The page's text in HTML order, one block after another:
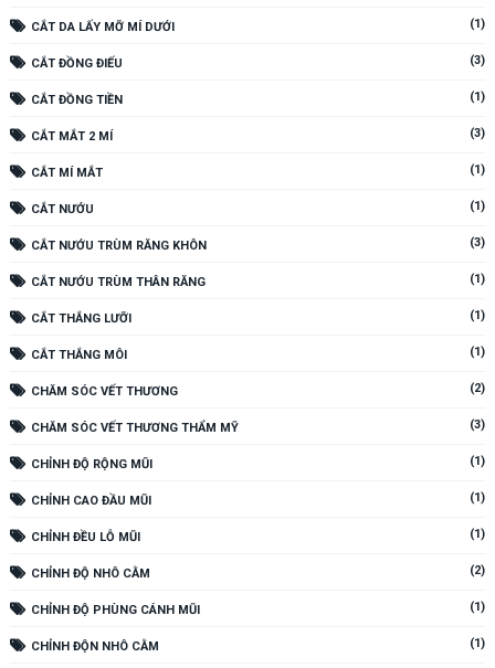
CẮT DA LẤY MỠ MÍ DƯỚI (1)
CẮT ĐỒNG ĐIẾU (3)
CẮT ĐỒNG TIỀN (1)
CẮT MẮT 2 MÍ (3)
CẮT MÍ MẮT (1)
CẮT NƯỚU (1)
CẮT NƯỚU TRÙM RĂNG KHÔN (3)
CẮT NƯỚU TRÙM THÂN RĂNG (1)
CẮT THẮNG LƯỠI (1)
CẮT THẮNG MÔI (1)
CHĂM SÓC VẾT THƯƠNG (2)
CHĂM SÓC VẾT THƯƠNG THẨM MỸ (3)
CHỈNH ĐỘ RỘNG MŨI (1)
CHỈNH CAO ĐẦU MŨI (1)
CHỈNH ĐỀU LỖ MŨI (1)
CHỈNH ĐỘ NHÔ CẰM (2)
CHỈNH ĐỘ PHÙNG CÁNH MŨI (1)
CHỈNH ĐỘN NHÔ CẰM (1)